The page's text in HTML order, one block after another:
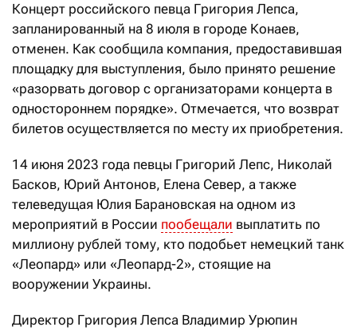
Концерт российского певца Григория Лепса,
запланированный на 8 июля в городе Конаев,
отменен. Как сообщила компания, предоставившая
площадку для выступления, было принято решение
«разорвать договор с организаторами концерта в
одностороннем порядке». Отмечается, что возврат
билетов осуществляется по месту их приобретения.
14 июня 2023 года певцы Григорий Лепс, Николай
Басков, Юрий Антонов, Елена Север, а также
телеведущая Юлия Барановская на одном из
мероприятий в России пообещали выплатить по
миллиону рублей тому, кто подобьет немецкий танк
«Леопард» или «Леопард-2», стоящие на
вооружении Украины.
Директор Григория Лепса Владимир Урюпин